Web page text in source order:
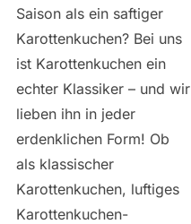
Saison als ein saftiger
Karottenkuchen? Bei uns
ist Karottenkuchen ein
echter Klassiker – und wir
lieben ihn in jeder
erdenklichen Form! Ob
als klassischer
Karottenkuchen, luftiges
Karottenkuchen-